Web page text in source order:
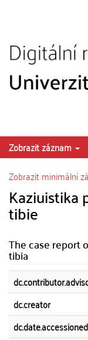
Zobrazit záznam
Zobrazit minimální
Kaziuistika
tibie
The case report
tibia
dc.creator
dc.date.accessioned